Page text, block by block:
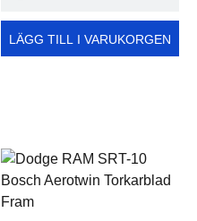
LÄGG TILL I VARUKORGEN